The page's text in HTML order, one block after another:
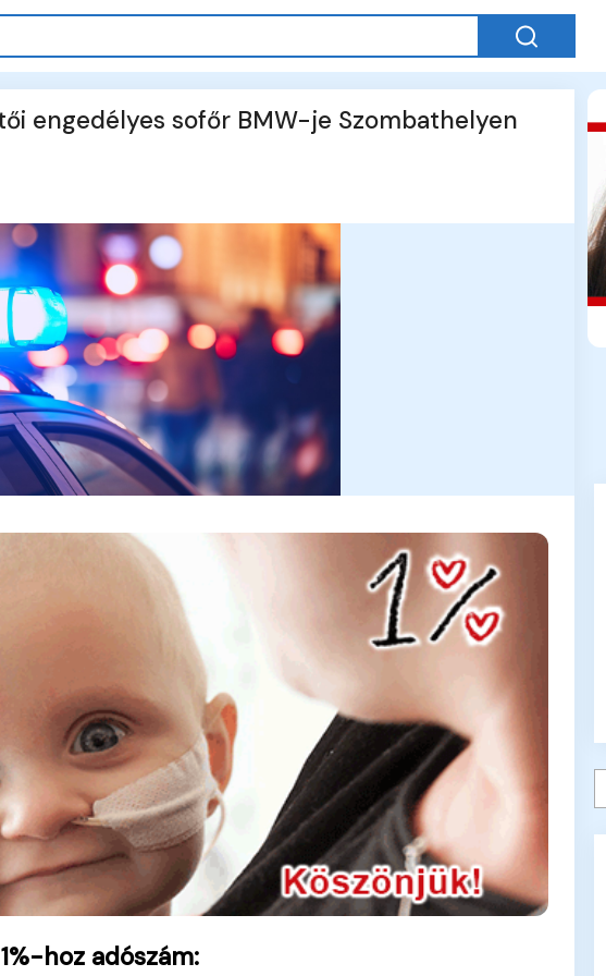
engedélyes sofőr BMW-je Szombathelyen
hoz adószám: